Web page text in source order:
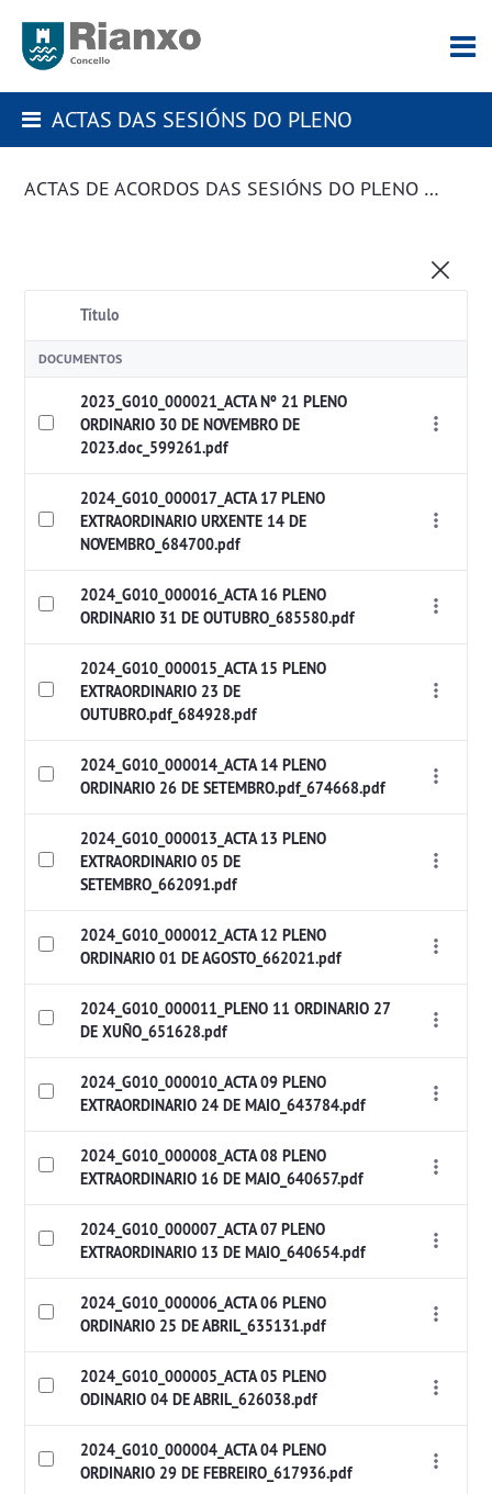
ACTAS DAS SESIÓNS DO PLENO
ACTAS DE ACORDOS DAS SESIÓNS DO PLENO DA CORPORACIÓN
Título
DOCUMENTOS
2023_G010_000021_ACTA Nº 21 PLENO
ORDINARIO 30 DE NOVEMBRO DE
2023.doc_599261.pdf
2024_G010_000017_ACTA 17 PLENO
EXTRAORDINARIO URXENTE 14 DE
NOVEMBRO_684700.pdf
2024_G010_000016_ACTA 16 PLENO
ORDINARIO 31 DE OUTUBRO_685580.pdf
2024_G010_000015_ACTA 15 PLENO
EXTRAORDINARIO 23 DE
OUTUBRO.pdf_684928.pdf
2024_G010_000014_ACTA 14 PLENO
ORDINARIO 26 DE SETEMBRO.pdf_674668.pdf
2024_G010_000013_ACTA 13 PLENO
EXTRAORDINARIO 05 DE
SETEMBRO_662091.pdf
2024_G010_000012_ACTA 12 PLENO
ORDINARIO 01 DE AGOSTO_662021.pdf
2024_G010_000011_PLENO 11 ORDINARIO 27
DE XUÑO_651628.pdf
2024_G010_000010_ACTA 09 PLENO
EXTRAORDINARIO 24 DE MAIO_643784.pdf
2024_G010_000008_ACTA 08 PLENO
EXTRAORDINARIO 16 DE MAIO_640657.pdf
2024_G010_000007_ACTA 07 PLENO
EXTRAORDINARIO 13 DE MAIO_640654.pdf
2024_G010_000006_ACTA 06 PLENO
ORDINARIO 25 DE ABRIL_635131.pdf
2024_G010_000005_ACTA 05 PLENO
ODINARIO 04 DE ABRIL_626038.pdf
2024_G010_000004_ACTA 04 PLENO
ORDINARIO 29 DE FEBREIRO_617936.pdf